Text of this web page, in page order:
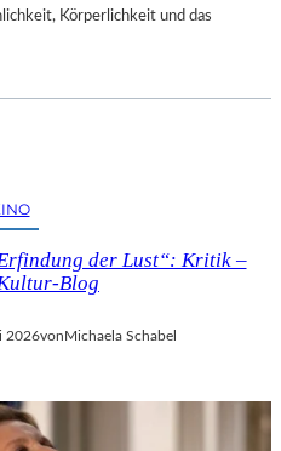
Körperlichkeit und das
der Lust“: Kritik –
Blog
2026vonMichaela Schabel